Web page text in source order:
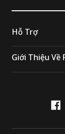
Hỗ Trợ
Giới Thiệu Về